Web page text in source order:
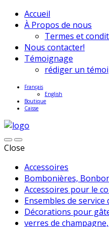
Accueil
À Propos de nous
Termes et
Nous contacter!
Témoignage
rédiger un
Français
English
Boutique
Caisse
Close
Accessoires
Bombonières,
Accessoires pour le
Ensembles de service
Décorations pour
verres de